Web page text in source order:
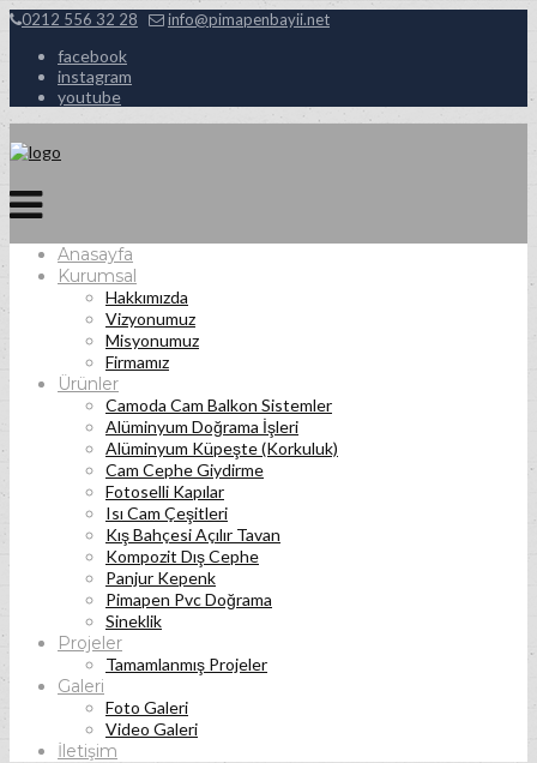
0212 556 32 28 info@pimapenbayii.net
facebook
instagram
youtube
Anasayfa
Kurumsal
Hakkımızda
Vizyonumuz
Misyonumuz
Firmamız
Ürünler
Camoda Cam Balkon Sistemler
Alüminyum Doğrama İşleri
Alüminyum Küpeşte (Korkuluk)
Cam Cephe Giydirme
Fotoselli Kapılar
Isı Cam Çeşitleri
Kış Bahçesi Açılır Tavan
Kompozit Dış Cephe
Panjur Kepenk
Pimapen Pvc Doğrama
Sineklik
Projeler
Tamamlanmış Projeler
Galeri
Foto Galeri
Video Galeri
İletişim